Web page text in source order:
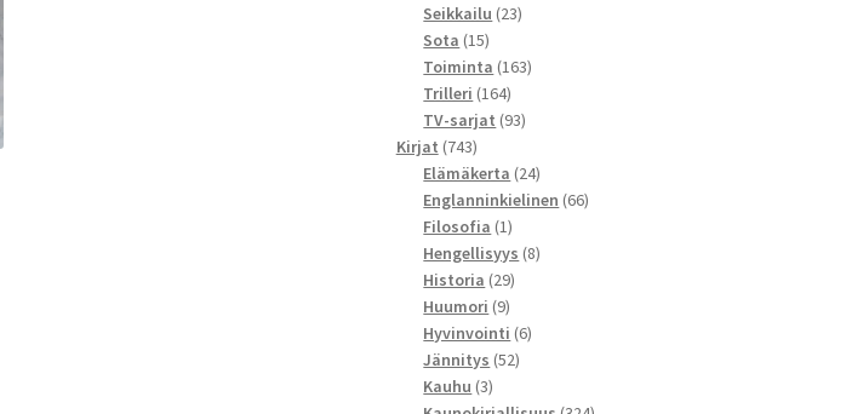
tuotetta
Seikkailu 2323
Sota 1515
tuotetta
Toiminta 163163
Trilleri 164164
tuotetta
TV-sarjat 9393
Kirjat 743743
tuotetta
Elämäkerta 2424
tuotetta
Englanninkielinen 6666
Filosofia 11
tuote
Hengellisyys 88
Historia 2929
Huumori 99
tuotetta
Hyvinvointi 66
Jännitys 5252
Kauhu 33